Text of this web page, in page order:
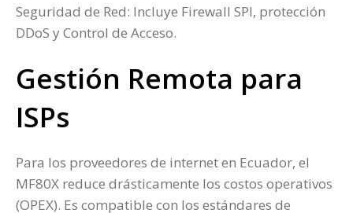
Seguridad de Red: Incluye Firewall SPI, protección
DDoS y Control de Acceso.
Gestión Remota para
ISPs
Para los proveedores de internet en Ecuador, el
MF80X reduce drásticamente los costos operativos
(OPEX). Es compatible con los estándares de